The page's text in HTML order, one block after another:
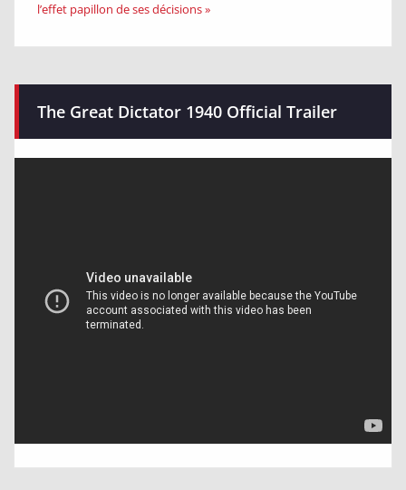
l’effet papillon de ses décisions »
The Great Dictator 1940 Official Trailer